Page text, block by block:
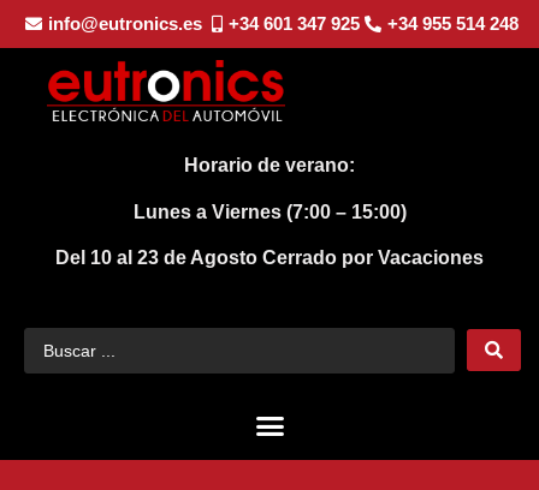
info@eutronics.es +34 601 347 925 +34 955 514 248
Horario de verano:
Lunes a Viernes (7:00 – 15:00)
Del 10 al 23 de Agosto Cerrado por Vacaciones